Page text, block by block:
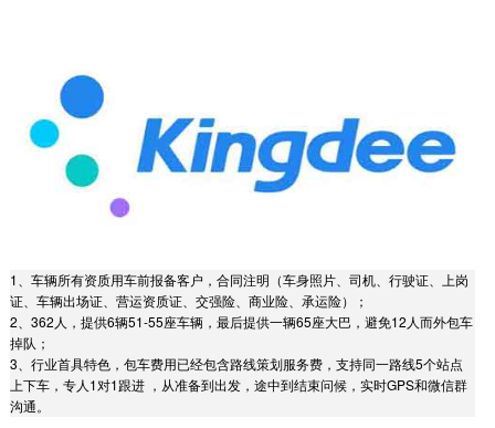
1、车辆所有资质用车前报备客户，合同注明（车身照片、司机、行驶证、上岗
证、车辆出场证、营运资质证、交强险、商业险、承运险）；
2、362人，提供6辆51-55座车辆，最后提供一辆65座大巴，避免12人而外包车
掉队；
3、行业首具特色，包车费用已经包含路线策划服务费，支持同一路线5个站点
上下车，专人1对1跟进 ，从准备到出发，途中到结束问候，实时GPS和微信群
沟通。